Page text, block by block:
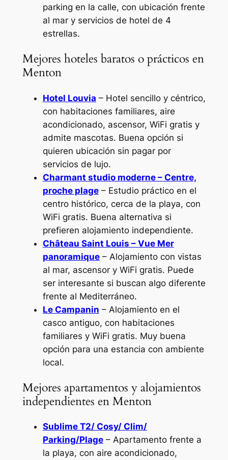
parking en la calle, con ubicación frente
al mar y servicios de hotel de 4
estrellas.
Mejores hoteles baratos o prácticos en
Menton
Hotel Louvia – Hotel sencillo y céntrico,
con habitaciones familiares, aire
acondicionado, ascensor, WiFi gratis y
admite mascotas. Buena opción si
quieren ubicación sin pagar por
servicios de lujo.
Charmant studio moderne – Centre,
proche plage– Estudio práctico en el
centro histórico, cerca de la playa, con
WiFi gratis. Buena alternativa si
prefieren alojamiento independiente.
Château Saint Louis – Vue Mer
panoramique– Alojamiento con vistas
al mar, ascensor y WiFi gratis. Puede
ser interesante si buscan algo diferente
frente al Mediterráneo.
Le Campanin – Alojamiento en el
casco antiguo, con habitaciones
familiares y WiFi gratis. Muy buena
opción para una estancia con ambiente
local.
Mejores apartamentos y alojamientos
independientes en Menton
Sublime T2/ Cosy/ Clim/
Parking/Plage– Apartamento frente a
la playa, con aire acondicionado,